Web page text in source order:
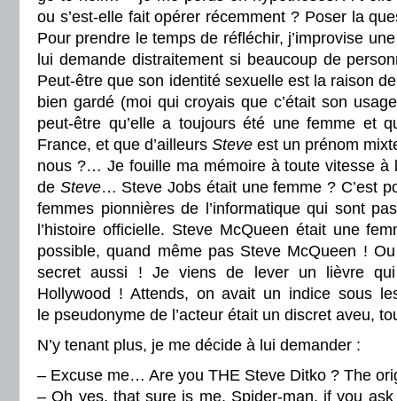
ou s’est-elle fait opérer récemment ? Poser la
Pour prendre le temps de réfléchir, j’improvise
lui demande distraitement si beaucoup de
Peut-être que son identité sexuelle est la raison
bien gardé (moi qui croyais que c’était son
peut-être qu’elle a toujours été une femme et
France, et que d’ailleurs Steve est un prénom
nous ?… Je fouille ma mémoire à toute vitesse à
de Steve… Steve Jobs était une femme ? C’est
femmes pionnières de l’informatique qui sont
l’histoire officielle. Steve McQueen était une
possible, quand même pas Steve McQueen !
secret aussi ! Je viens de lever un lièvre qui
Hollywood ! Attends, on avait un indice sous
le pseudonyme de l’acteur était un discret aveu,
N’y tenant plus, je me décide à lui demander :
– Excuse me… Are you THE Steve Ditko ? The
– Oh yes, that sure is me. Spider-man, if you